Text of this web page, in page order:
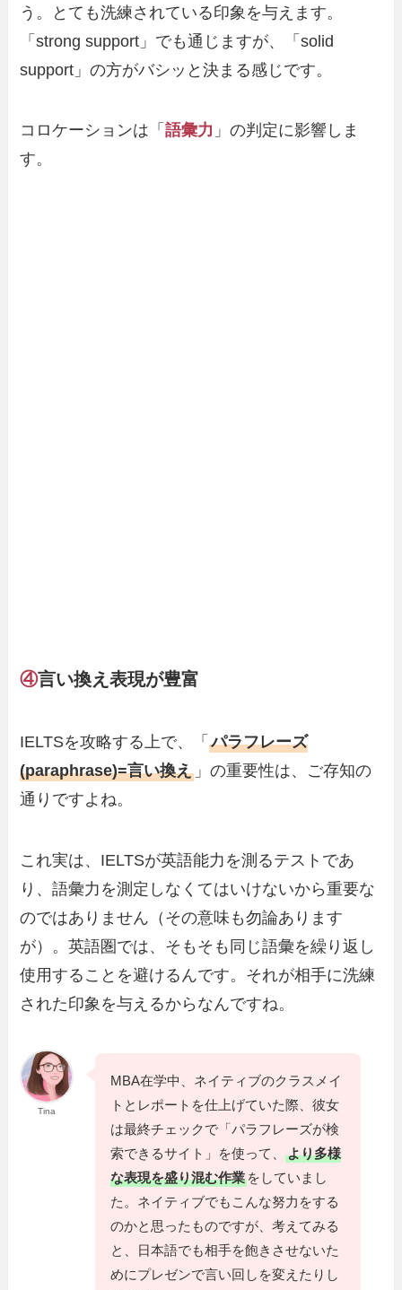
う。とても洗練されている印象を与えます。
「strong support」でも通じますが、「solid
support」の方がバシッと決まる感じです。
コロケーションは「語彙力 」の判定に影響しま
す。
④言い換え表現が豊富
IELTSを攻略する上で、「パラフレーズ
(paraphrase)=言い換え 」の重要性は、ご存知の
通りですよね。
これ実は、IELTSが英語能力を測るテストであ
り、語彙力を測定しなくてはいけないから重要な
のではありません（その意味も勿論あります
が）。英語圏では、そもそも同じ語彙を繰り返し
使用することを避けるんです。それが相手に洗練
された印象を与えるからなんですね。
Tina
MBA在学中、ネイティブのクラスメイ
トとレポートを仕上げていた際、彼女
は最終チェックで「パラフレーズが検
索できるサイト」を使って、より多様
な表現を盛り混む作業 をしていまし
た。ネイティブでもこんな努力をする
のかと思ったものですが、考えてみる
と、日本語でも相手を飽きさせないた
めにプレゼンで言い回しを変えたりし